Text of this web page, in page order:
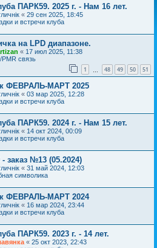
ПАРК59. 2025 г. - Нам 16 лет.
« 29 сен 2025, 18:45
и встречи клуба
на LPD диапазоне.
« 17 июл 2025, 11:38
PMR связь
1 48 49 50 51
ФЕВРАЛЬ-МАРТ 2025
« 03 мар 2025, 12:28
и встречи клуба
ПАРК59. 2024 г. - Нам 15 лет.
« 14 окт 2024, 00:09
и встречи клуба
заказ №13 (05.2024)
« 31 май 2024, 12:03
символика
ФЕВРАЛЬ-МАРТ 2024
« 16 мар 2024, 23:44
и встречи клуба
ПАРК59. 2023 г. - 14 лет.
« 25 окт 2023, 22:43